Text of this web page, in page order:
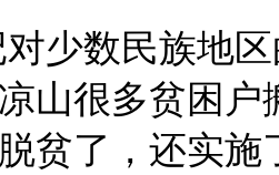
对少数民族地
山很多贫困
贫了，还实施